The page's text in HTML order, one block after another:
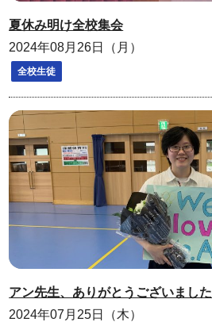
夏休み明け全校集会
2024年08月26日（月）
全校生徒
アン先生、ありがとうございました
2024年07月25日（木）